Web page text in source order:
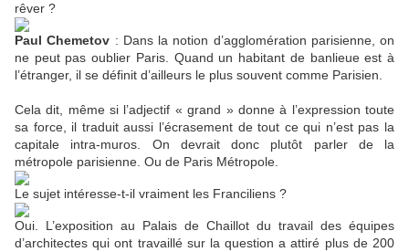
rêver ?
Paul Chemetov : Dans la notion d’agglomération parisienne, on
ne peut pas oublier Paris. Quand un habitant de banlieue est à
l’étranger, il se définit d’ailleurs le plus souvent comme Parisien.
Cela dit, même si l’adjectif « grand » donne à l’expression toute
sa force, il traduit aussi l’écrasement de tout ce qui n’est pas la
capitale intra-muros. On devrait donc plutôt parler de la
métropole parisienne. Ou de Paris Métropole.
Le sujet intéresse-t-il vraiment les Franciliens ?
Oui. L’exposition au Palais de Chaillot du travail des équipes
d’architectes qui ont travaillé sur la question a attiré plus de 200